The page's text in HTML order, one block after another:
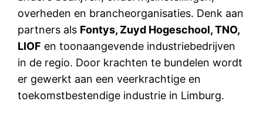
overheden en brancheorganisaties. Denk aan
partners als Fontys, Zuyd Hogeschool, TNO,
LIOF en toonaangevende industriebedrijven
in de regio. Door krachten te bundelen wordt
er gewerkt aan een veerkrachtige en
toekomstbestendige industrie in Limburg.